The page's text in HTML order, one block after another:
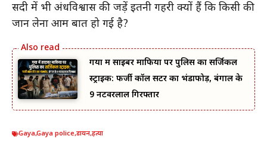
सदी में भी अंधविश्वास की जड़ें इतनी गहरी क्यों हैं कि किसी की
जान लेना आम बात हो गई है?
गया में साइबर माफिया पर पुलिस का सर्जिकल
स्ट्राइक: फर्जी कॉल सेंटर का भंडाफोड़, बंगाल के
9 नटवरलाल गिरफ्तार
Gaya,Gaya police,डायन,हत्या